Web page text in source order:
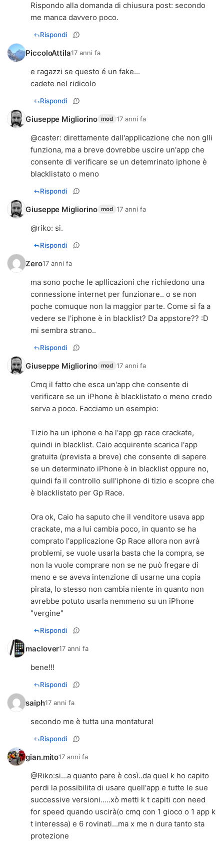
Rispondo alla domanda di chiusura post: secondo
me manca davvero poco.
Rispondi
PiccoloAttila17 anni fa
e ragazzi se questo é un fake...
cadete nel ridicolo
Rispondi
Giuseppe Migliorino mod 17 anni fa
@caster: direttamente dall'applicazione che non glli
funziona, ma a breve dovrebbe uscire un'app che
consente di verificare se un detemrinato iphone è
blacklistato o meno
Rispondi
Giuseppe Migliorino mod 17 anni fa
@riko: si.
Rispondi
Zero17 anni fa
ma sono poche le apllicazioni che richiedono una
connessione internet per funzionare.. o se non
poche comuque non la maggior parte. Come si fa a
vedere se l'iphone è in blacklist? Da appstore?? :D
mi sembra strano..
Rispondi
Giuseppe Migliorino mod 17 anni fa
Cmq il fatto che esca un'app che consente di
verificare se un iPhone è blacklistato o meno credo
serva a poco. Facciamo un esempio:
Tizio ha un iphone e ha l'app gp race crackate,
quindi in blacklist. Caio acquirente scarica l'app
gratuita (prevista a breve) che consente di sapere
se un determinato iPhone è in blacklist oppure no,
quindi fa il controllo sull'iphone di tizio e scopre che
è blacklistato per Gp Race.
Ora ok, Caio ha saputo che il venditore usava app
crackate, ma a lui cambia poco, in quanto se ha
comprato l'applicazione Gp Race allora non avrà
problemi, se vuole usarla basta che la compra, se
non la vuole comprare non se ne può fregare di
meno e se aveva intenzione di usarne una copia
pirata, lo stesso non cambia niente in quanto non
avrebbe potuto usarla nemmeno su un iPhone
"vergine"
Rispondi
maclover17 anni fa
bene!!!
Rispondi
saiph17 anni fa
secondo me è tutta una montatura!
Rispondi
gian.mito17 anni fa
@Riko:si...a quanto pare è così..da quel k ho capito
perdi la possibilita di usare quell'app e tutte le sue
successive versioni.....xò metti k t capiti con need
for speed quando uscirà(o cmq con 1 gioco o 1 app k
t interessa) e 6 rovinati...ma x me n dura tanto sta
protezione